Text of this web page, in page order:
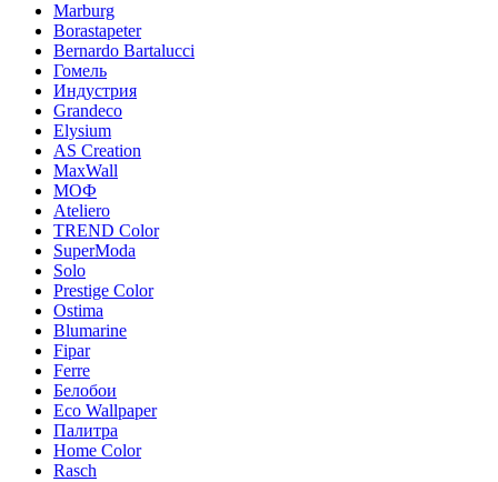
Marburg
Borastapeter
Bernardo Bartalucci
Гомель
Индустрия
Grandeco
Elysium
AS Creation
MaxWall
МОФ
Ateliero
TREND Color
SuperModa
Solo
Prestige Color
Ostima
Blumarine
Fipar
Ferre
Белобои
Eco Wallpaper
Палитра
Home Color
Rasch